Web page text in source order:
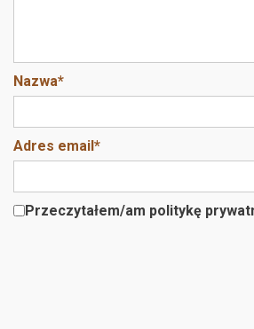
Nazwa*
Adres email*
Przeczytałem/am politykę